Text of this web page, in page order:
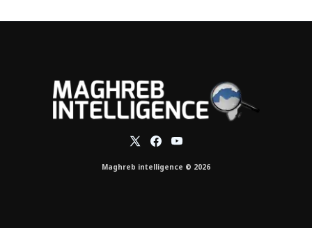
Maghreb intelligence © 2026